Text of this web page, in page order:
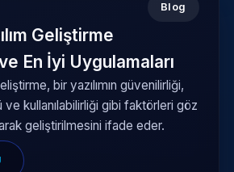
Blog
Geliştirme
En İyi Uygulamaları
bir yazılımın güvenilirliği,
ve kullanılabilirliği gibi faktörleri göz
geliştirilmesini ifade eder.